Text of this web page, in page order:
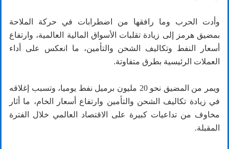
وأدت الحرب وما رافقها من اضطرابات في حركة الملاحة
بمضيق هرمز إلى زيادة تقلبات الأسواق المالية العالمية، وارتفاع
أسعار النفط وتكاليف الشحن والتأمين، ما انعكس على أداء
العملات الرئيسية بطرق متفاوتة.
ويمر من المضيق نحو 20 مليون برميل نفط يوميا، وتسبب إغلاقه
في زيادة تكاليف الشحن والتأمين وارتفاع أسعار الخام، ما أثار
مخاوف من تداعيات كبيرة على الاقتصاد العالمي خلال الفترة
المقبلة.